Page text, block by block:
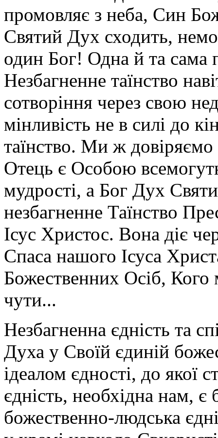
промовляє з неба, Син
Святий Дух сходить,
один Бог! Одна й та сама
Незбагненне таїнство
сотворіння через свою
мінливість не в силі до
таїнство. Ми ж
Отець є Особою
мудрості, а Бог Дух
незбагненне Таїнство
Ісус Христос. Вона діє
Спаса нашого Ісуса
Божественних Осіб,
чути...
Незбагненна єдність та
Духа у Своїй єдиній
ідеалом єдності, до якої
єдність, необхідна нам,
божественно-людська